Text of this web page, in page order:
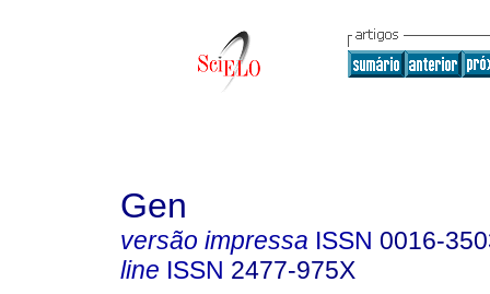
Gen
versão impressa ISSN 0016-
line ISSN 2477-975X